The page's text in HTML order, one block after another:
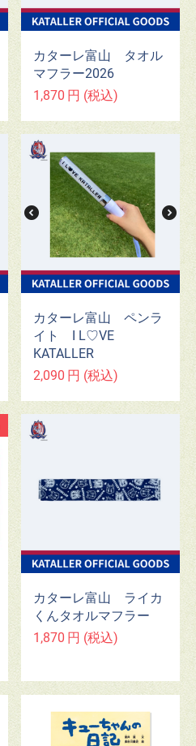
カターレ富山 タオル
マフラー2026
1,870 円 (税込)
カターレ富山 ペンラ
イト I L♡VE
KATALLER
2,090 円 (税込)
カターレ富山 ライカ
くんタオルマフラー
1,870 円 (税込)